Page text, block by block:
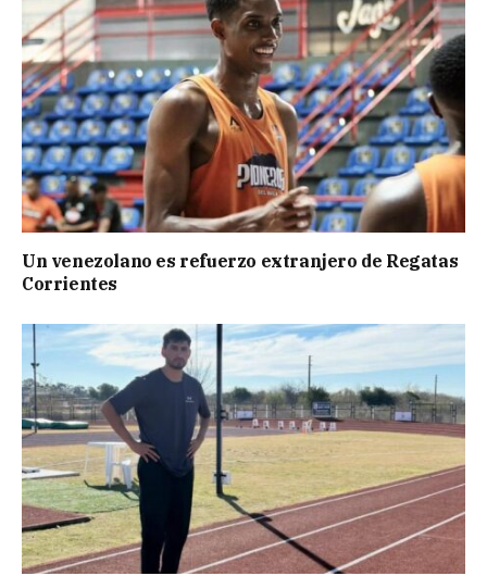
Un venezolano es refuerzo extranjero de Regatas
Corrientes